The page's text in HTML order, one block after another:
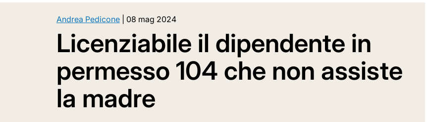
Andrea Pedicone 08 mag 2024
Licenziabile il dipendente in
permesso 104 che non assiste
la madre